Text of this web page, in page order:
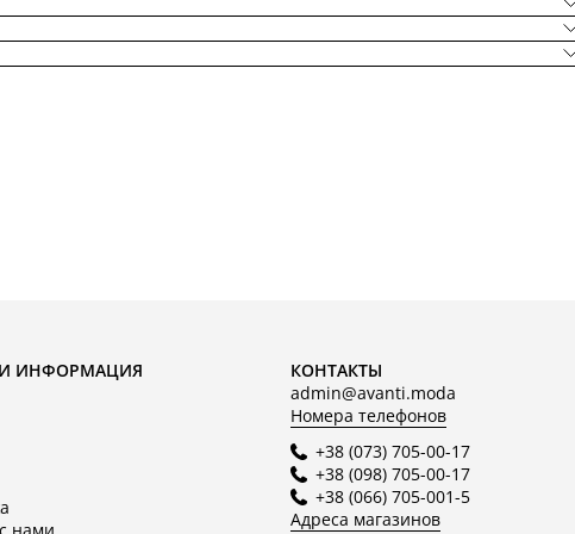
ИНФОРМАЦИЯ
КОНТАКТЫ
admin@avanti.moda
Номера телефонов
+38 (073) 705-00-17
+38 (098) 705-00-17
+38 (066) 705-001-5
Адреса магазинов